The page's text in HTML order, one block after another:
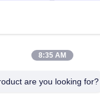
を得なさ
8:35 AM
are you looking for?